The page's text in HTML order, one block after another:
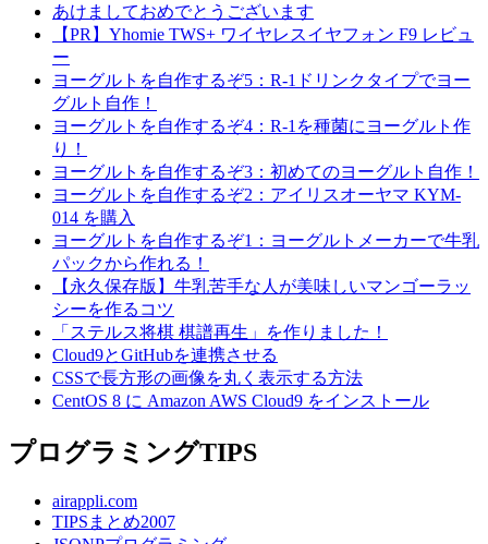
あけましておめでとうございます
【PR】Yhomie TWS+ ワイヤレスイヤフォン F9 レビュ
ー
ヨーグルトを自作するぞ5：R-1ドリンクタイプでヨー
グルト自作！
ヨーグルトを自作するぞ4：R-1を種菌にヨーグルト作
り！
ヨーグルトを自作するぞ3：初めてのヨーグルト自作！
ヨーグルトを自作するぞ2：アイリスオーヤマ KYM-
014 を購入
ヨーグルトを自作するぞ1：ヨーグルトメーカーで牛乳
パックから作れる！
【永久保存版】牛乳苦手な人が美味しいマンゴーラッ
シーを作るコツ
「ステルス将棋 棋譜再生」を作りました！
Cloud9とGitHubを連携させる
CSSで長方形の画像を丸く表示する方法
CentOS 8 に Amazon AWS Cloud9 をインストール
プログラミングTIPS
airappli.com
TIPSまとめ2007